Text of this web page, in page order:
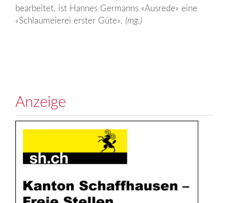
bearbeitet, ist Hannes Germanns «Ausrede» eine
«Schlaumeierei erster Güte». (mg.)
Anzeige